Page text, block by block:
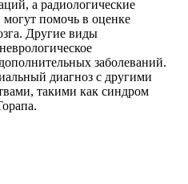
а радиологические
помочь в оценке
Другие виды
заболеваний.
диагноз с другими
такими как синдром